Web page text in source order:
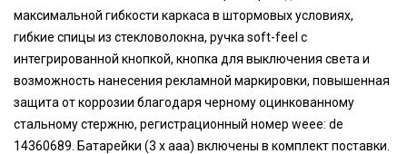
максимальной гибкости каркаса в штормовых условиях,
гибкие спицы из стекловолокна, ручка soft-feel с
интегрированной кнопкой, кнопка для выключения света и
возможность нанесения рекламной маркировки, повышенная
защита от коррозии благодаря черному оцинкованному
стальному стержню, регистрационный номер weee: de
14360689. Батарейки (3 x aaa) включены в комплект поставки.